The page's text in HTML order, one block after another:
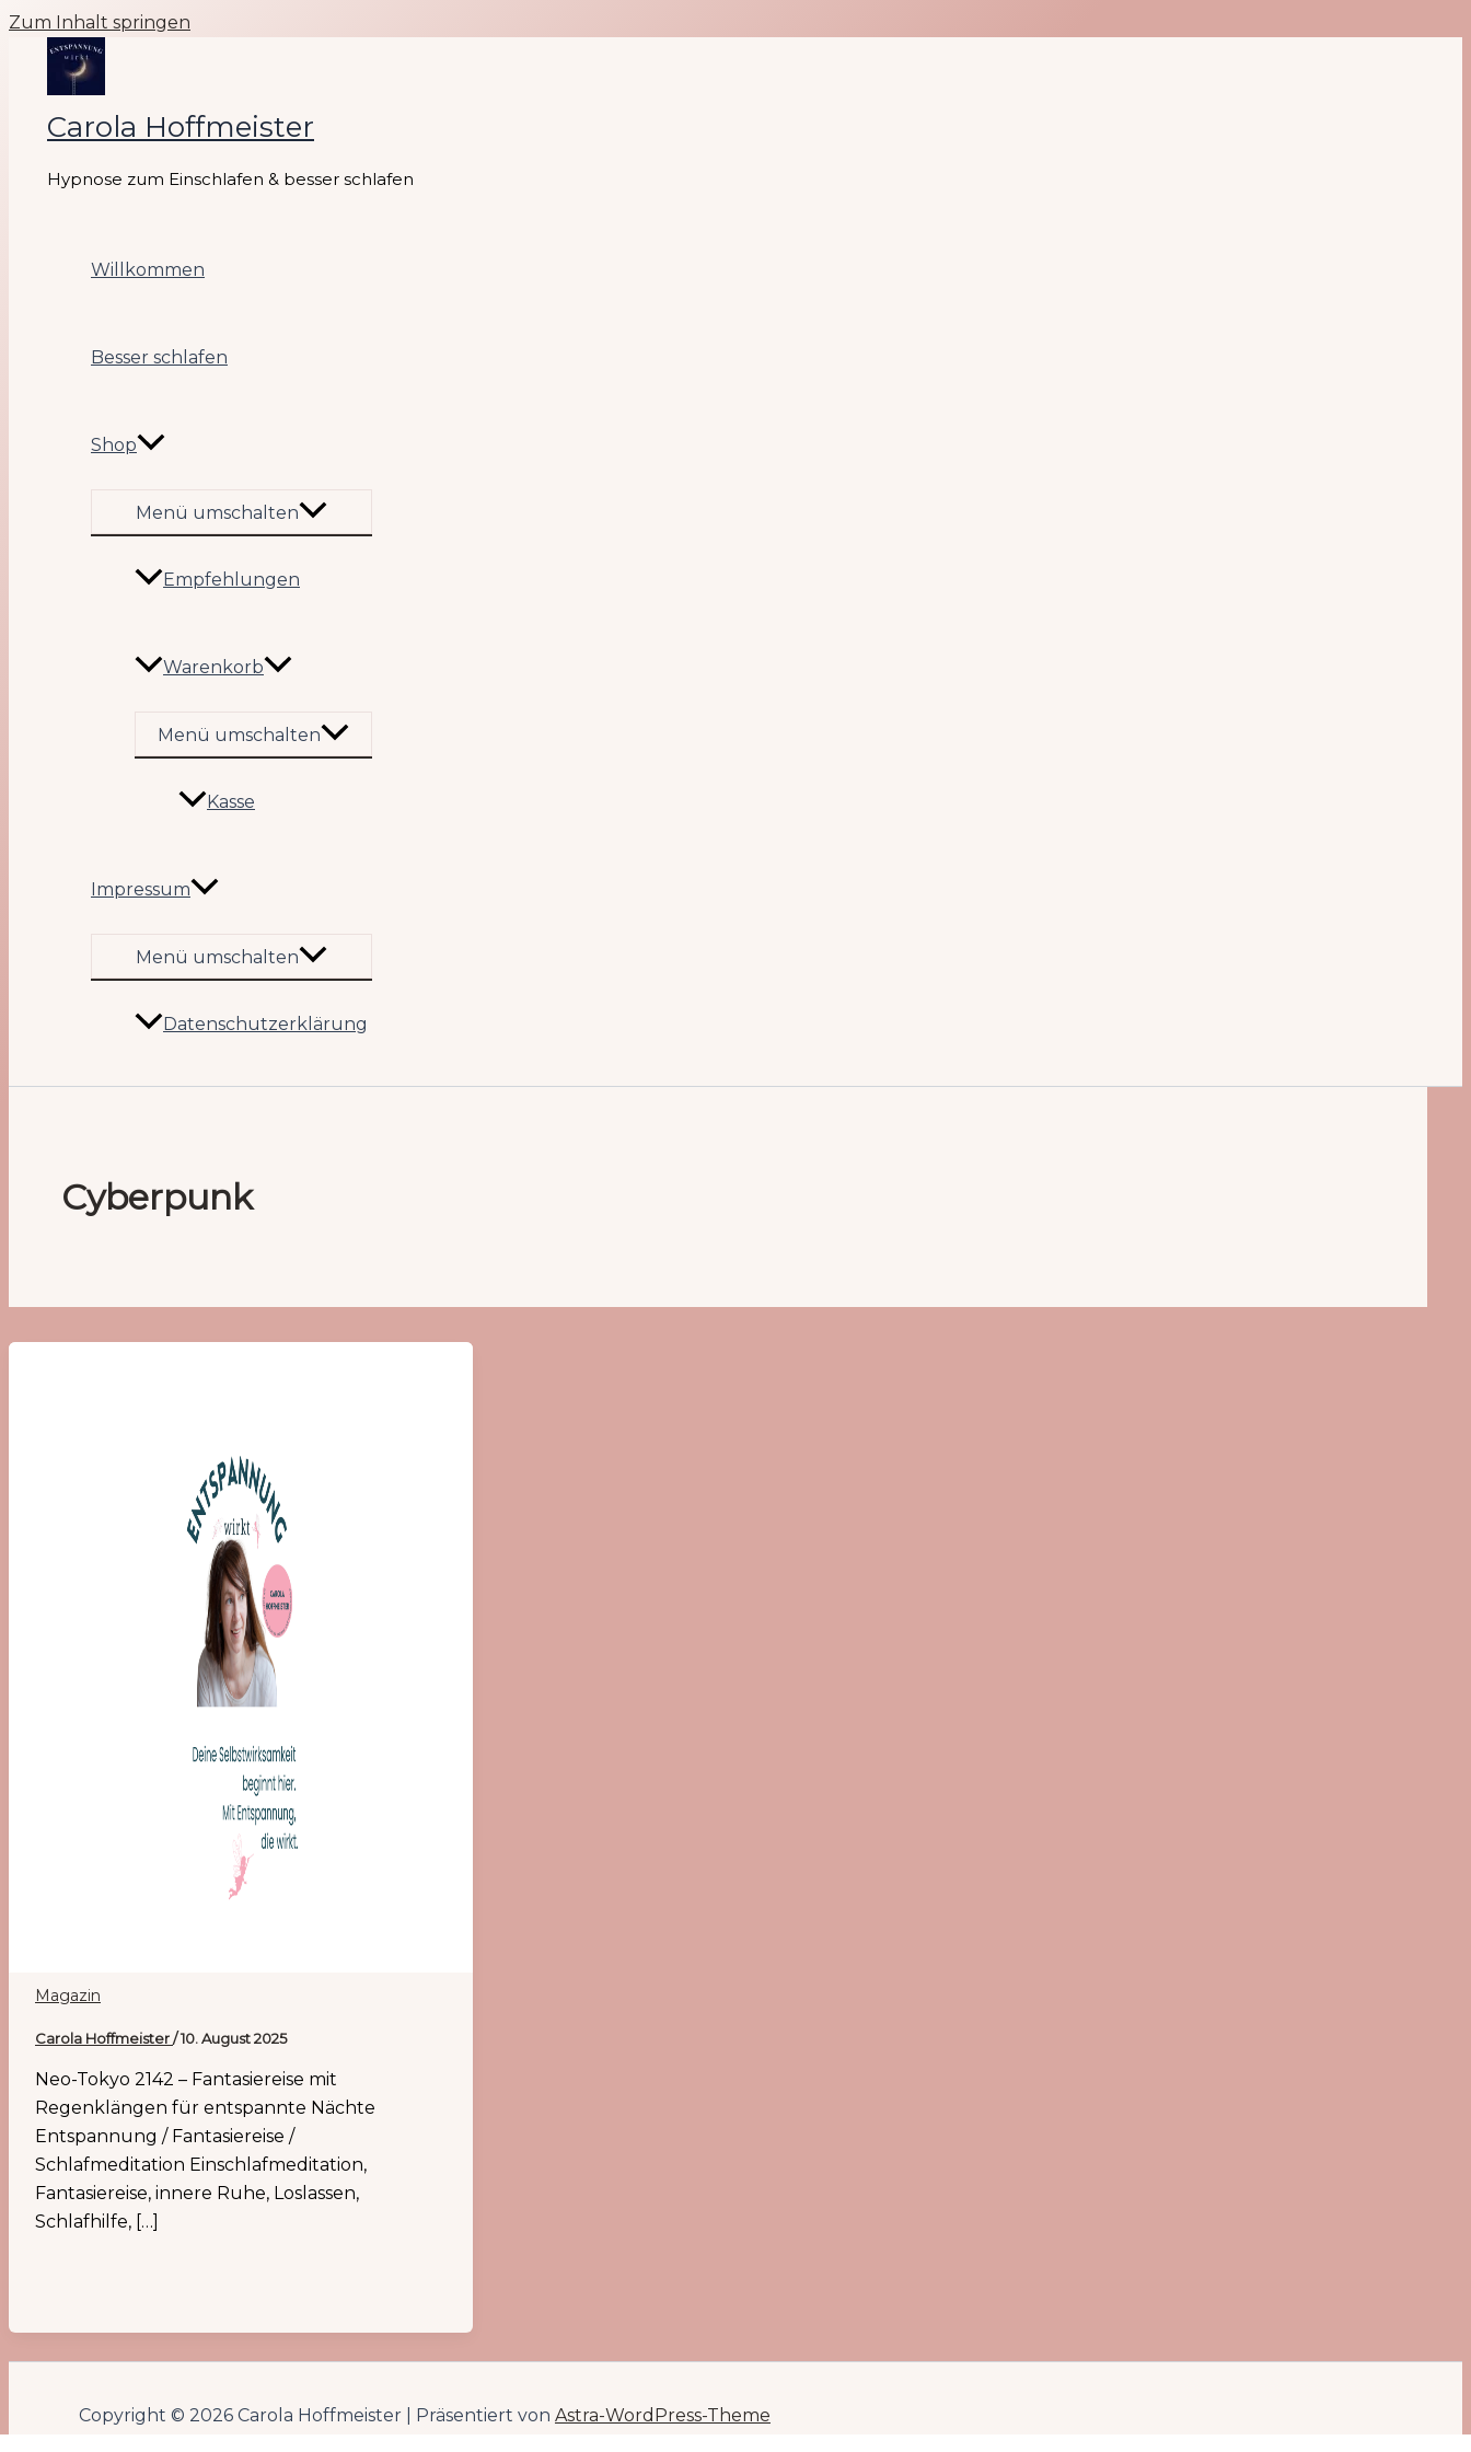
Zum Inhalt springen
Carola Hoffmeister
Hypnose zum Einschlafen & besser schlafen
Willkommen
Besser schlafen
Shop
Menü umschalten
Empfehlungen
Warenkorb
Menü umschalten
Kasse
Impressum
Menü umschalten
Datenschutzerklärung
Cyberpunk
Magazin
Carola Hoffmeister/10. August 2025
Neo-Tokyo 2142 – Fantasiereise mit
Regenklängen für entspannte Nächte
Entspannung / Fantasiereise /
Schlafmeditation Einschlafmeditation,
Fantasiereise, innere Ruhe, Loslassen,
Schlafhilfe, […]
Copyright © 2026 Carola Hoffmeister | Präsentiert von Astra-WordPress-Theme